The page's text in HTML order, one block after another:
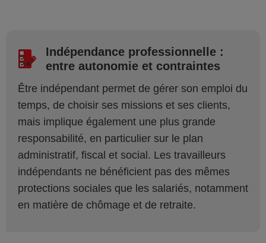
Indépendance professionnelle :
entre autonomie et contraintes
Être indépendant permet de gérer son emploi du
temps, de choisir ses missions et ses clients,
mais implique également une plus grande
responsabilité, en particulier sur le plan
administratif, fiscal et social. Les travailleurs
indépendants ne bénéficient pas des mêmes
protections sociales que les salariés, notamment
en matière de chômage et de retraite.